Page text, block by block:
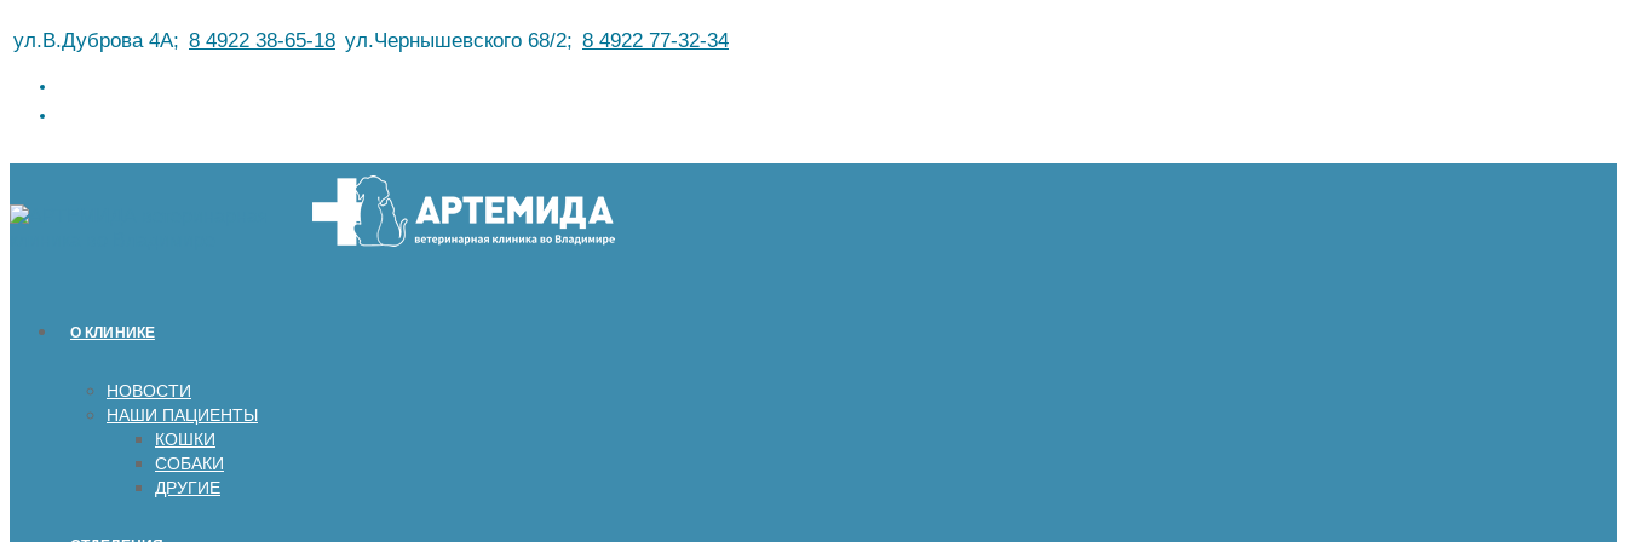
кул.В.Дуброва 4А; 8 4922 38-65-18 ул.Чернышевского 68/2; 8 4922 77-32-34
О КЛИНИКЕ
НОВОСТИ
НАШИ ПАЦИЕНТЫ
КОШКИ
СОБАКИ
ДРУГИЕ